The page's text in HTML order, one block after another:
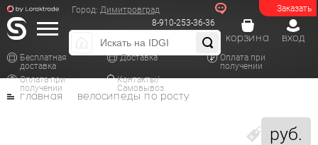
Заказать
Город: Димитровград
8-910-253-36-36
Бесплатная
доставка
Доставка
Оплата при
получении
Оплата при
получении
Контакты/
Самовывоз
вход
корзина
руб.
главная велосипеды по росту